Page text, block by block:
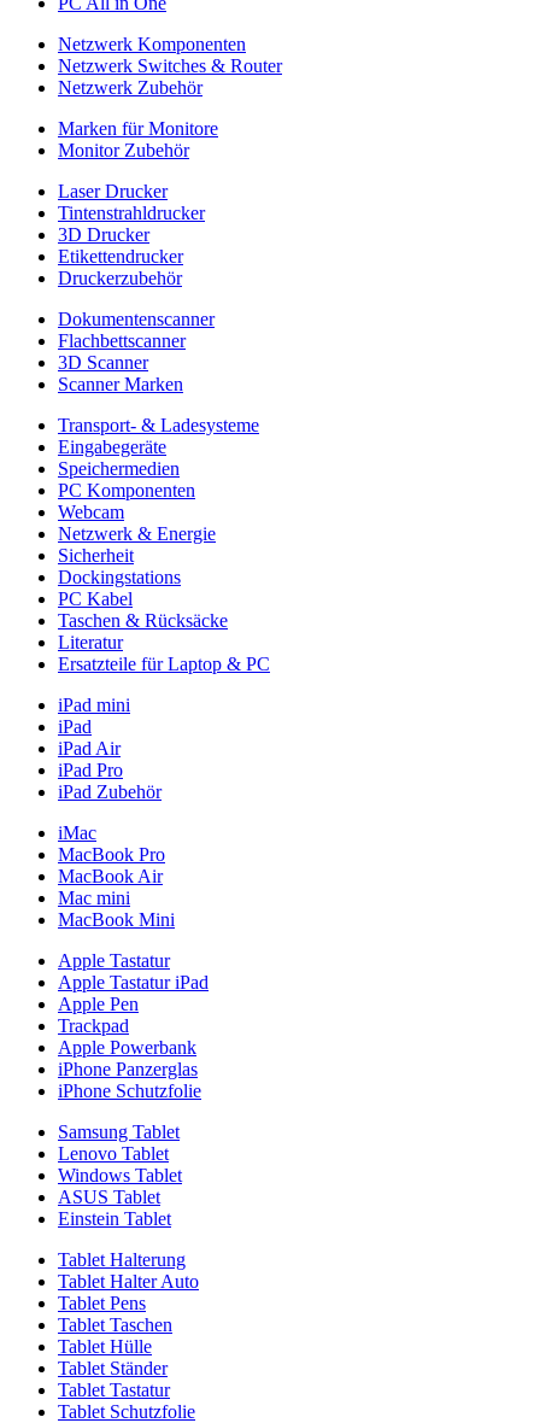
Netzwerk Komponenten
Netzwerk Switches & Router
Netzwerk Zubehör
Marken für Monitore
Monitor Zubehör
Laser Drucker
Tintenstrahldrucker
3D Drucker
Etikettendrucker
Druckerzubehör
Dokumentenscanner
Flachbettscanner
3D Scanner
Scanner Marken
Transport- & Ladesysteme
Eingabegeräte
Speichermedien
PC Komponenten
Webcam
Netzwerk & Energie
Sicherheit
Dockingstations
PC Kabel
Taschen & Rücksäcke
Literatur
Ersatzteile für Laptop & PC
iPad mini
iPad
iPad Air
iPad Pro
iPad Zubehör
iMac
MacBook Pro
MacBook Air
Mac mini
MacBook Mini
Apple Tastatur
Apple Tastatur iPad
Apple Pen
Trackpad
Apple Powerbank
iPhone Panzerglas
iPhone Schutzfolie
Samsung Tablet
Lenovo Tablet
Windows Tablet
ASUS Tablet
Einstein Tablet
Tablet Halterung
Tablet Halter Auto
Tablet Pens
Tablet Taschen
Tablet Hülle
Tablet Ständer
Tablet Tastatur
Tablet Schutzfolie